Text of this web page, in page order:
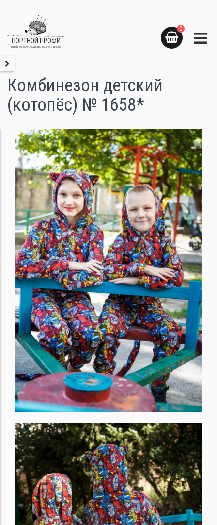
ПОРТНОЙ ПРОФИ
швейное производство полного цикла
0
Комбинезон детский
(котопёс) № 1658*